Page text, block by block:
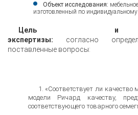
Объект исследования:
изготовленный по индивидуальному
Цель и
экспертизы: согласно
поставленные вопросы:
«Соответствует ли качество
модели Ричард качеству,
соответствующего товарного